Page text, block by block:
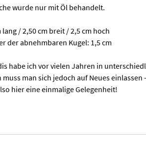
wurde nur mit Öl behandelt.
lang / 2,50 cm breit / 2,5 cm hoch
der abnehmbaren Kugel: 1,5 cm
habe ich vor vielen Jahren in
man sich jedoch auf Neues
hier eine einmalige Gelegenheit!